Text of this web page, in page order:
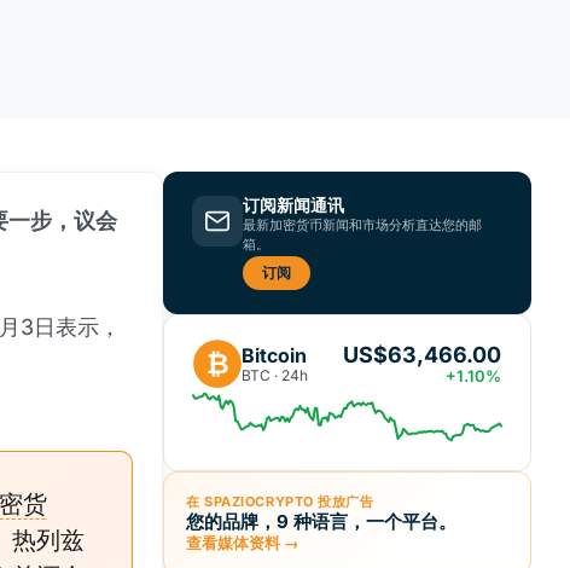
一步，议会
3日表示，
货
热列兹
订阅新闻通讯
最新加密货币新闻和市场分析直达您的邮
箱。
订阅
₿ Bitcoin
BTC · 24h
US$63,466.00
+1.10%
在 SPAZIOCRYPTO 投放广告
您的品牌，9 种语言，一个平台。
查看媒体资料 →